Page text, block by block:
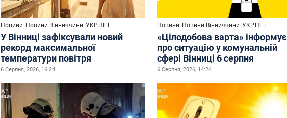
Новини Новини Вінниччини УКР.НЕТ
У Вінниці зафіксували новий
рекорд максимальної
температури повітря
6 Серпня, 2026, 16:24
Новини Новини Вінниччини УКР.НЕТ
«Цілодобова варта» інформує
про ситуацію у комунальній
сфері Вінниці 6 серпня
6 Серпня, 2026, 14:24